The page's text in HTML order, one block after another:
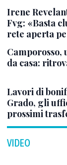
Irene
Fvg: «Basta
rete aperta
Camporosso,
da casa:
Lavori di
Grado, gli
prossimi
VIDEO